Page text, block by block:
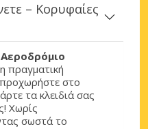
– Κορυφαίες
Αεροδρόμιο
πραγματική
στο
τα κλειδιά σας
Χωρίς
σωστά το